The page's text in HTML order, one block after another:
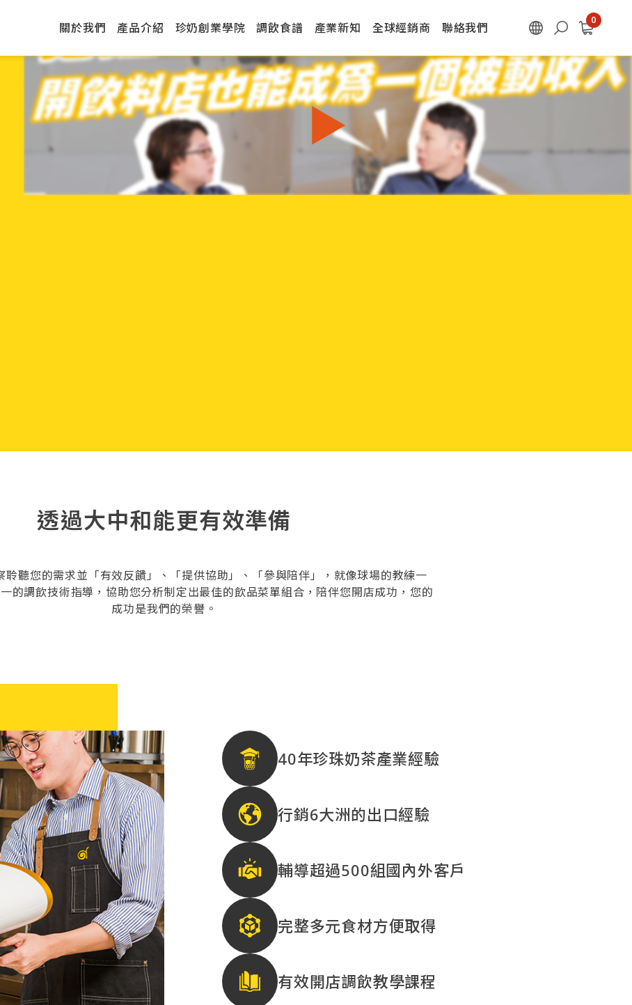
關於我們 產品介紹 珍奶創業學院 調飲食譜 產業新知 全球經銷商 聯絡我們
透過大中和能更有效準備
聆聽您的需求並「有效反饋」、「提供協助」、「參與陪伴」，就像球場的教練一
的調飲技術指導，協助您分析制定出最佳的飲品菜單組合，陪伴您開店成功，您的
成功是我們的榮譽。
40年珍珠奶茶產業經驗
行銷6大洲的出口經驗
輔導超過500組國內外客戶
完整多元食材方便取得
有效開店調飲教學課程